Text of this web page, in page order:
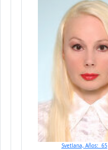
Svetlana, Años: 65